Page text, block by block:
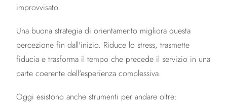
improvvisato.
Una buona strategia di orientamento migliora questa
percezione fin dall'inizio. Riduce lo stress, trasmette
fiducia e trasforma il tempo che precede il servizio in una
parte coerente dell'esperienza complessiva.
Oggi esistono anche strumenti per andare oltre: